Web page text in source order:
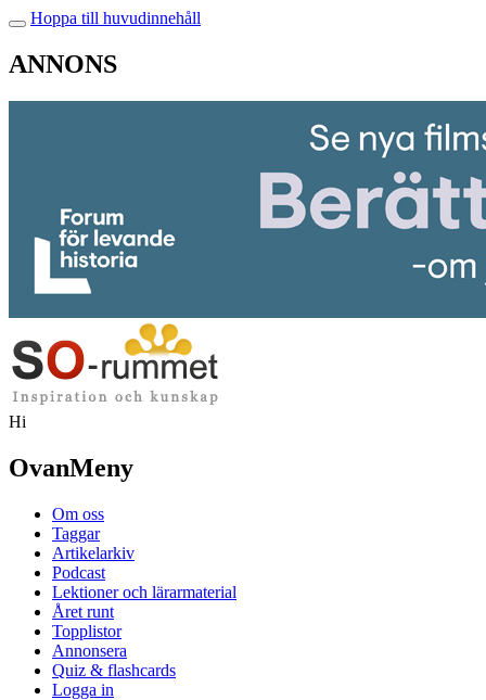
Hoppa till huvudinnehåll
ANNONS
Hi
OvanMeny
Om oss
Taggar
Artikelarkiv
Podcast
Lektioner och lärarmaterial
Året runt
Topplistor
Annonsera
Quiz & flashcards
Logga in